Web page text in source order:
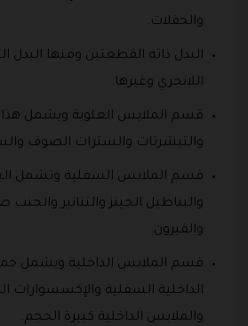
والحفلات.
البدل ذاته القطعتين ومنها البدل
اللانجري وغيرها.
قسم الملابس العلوية ويشمل
والتيشرتات والسترات الصوف
قسم الملابس السفلية وتشمل
والبناطيل الجينز والتنانير
والفيزون.
قسم الملابس الداخلية ويشمل
الداخلية السفلية والإكسسوارات
والملابس الداخلية كبيرة الحجم.